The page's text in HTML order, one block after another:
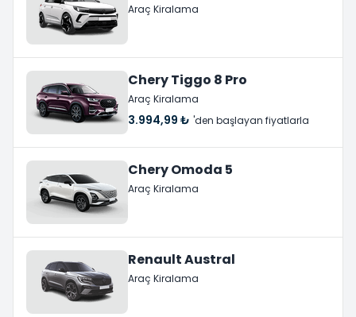
Araç Kiralama
Chery Tiggo 8 Pro
Araç Kiralama
3.994,99 ₺ 'den başlayan fiyatlarla
Chery Omoda 5
Araç Kiralama
Renault Austral
Araç Kiralama